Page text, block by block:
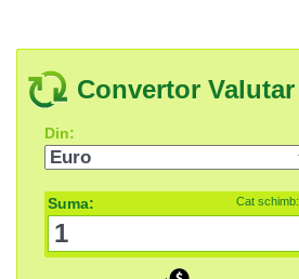
Convertor Valutar
Din:
Suma: Cat schimb: